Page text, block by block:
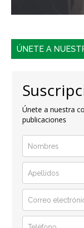
ÚNETE A
Únete a nuestra
publicaciones